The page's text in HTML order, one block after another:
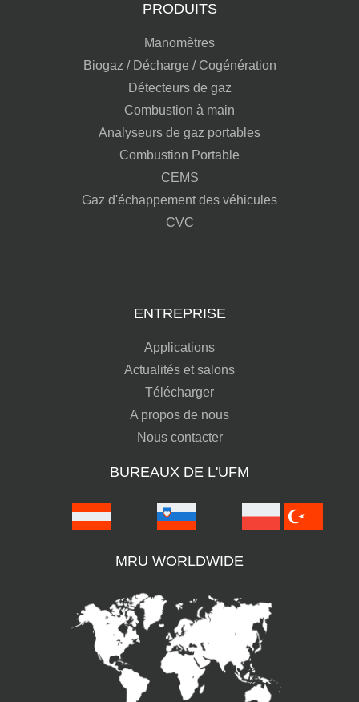
PRODUITS
Manomètres
Biogaz / Décharge / Cogénération
Détecteurs de gaz
Combustion à main
Analyseurs de gaz portables
Combustion Portable
CEMS
Gaz d'échappement des véhicules
CVC
ENTREPRISE
Applications
Actualités et salons
Télécharger
A propos de nous
Nous contacter
BUREAUX DE L'UFM
MRU WORLDWIDE